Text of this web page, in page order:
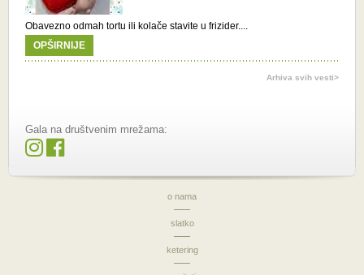
Obavezno odmah tortu ili kolače stavite u frizider....
OPŠIRNIJE
Arhiva svih vesti>
Gala na društvenim mrežama:
o nama
slatko
ketering